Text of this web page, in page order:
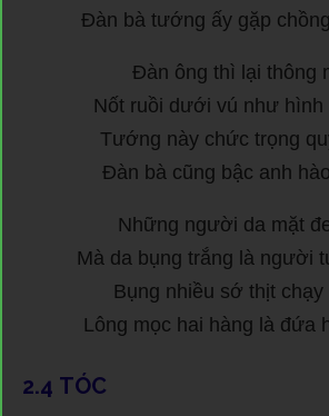
Đàn bà tướng ấy gặp
Đàn ông thì lại thông
Nốt ruồi dưới vú như hình
Tướng này chức trọng
Đàn bà cũng bậc anh
Những người da mặt
Mà da bụng trắng là người
Bụng nhiều sớ thịt chạy
Lông mọc hai hàng là đứa
2.4 TÓC